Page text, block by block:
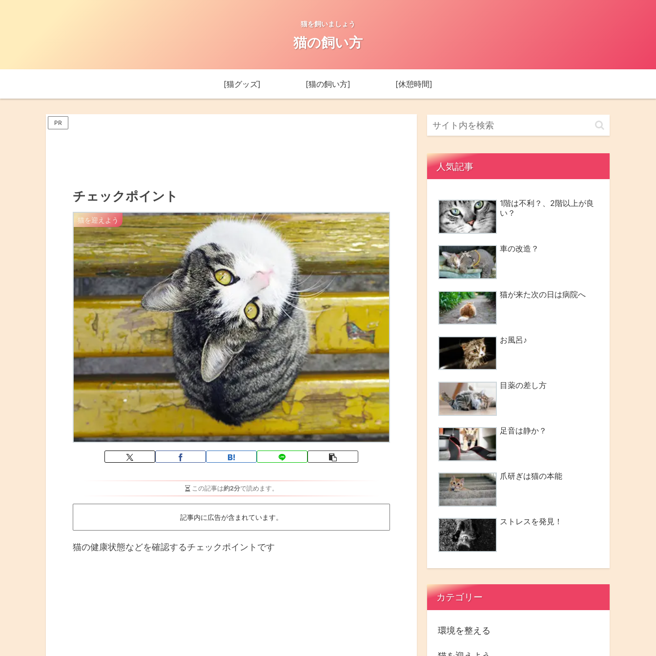
猫を飼いましょう
猫の飼い方
[猫グッズ] [猫の飼い方] [休憩時間]
PR
チェックポイント
猫を迎えよう
この記事は約2分で読めます。
記事内に広告が含まれています。
猫の健康状態などを確認するチェックポイントです
人気記事
1階は不利？、2階以上が良
い？
車の改造？
猫が来た次の日は病院へ
お風呂♪
目薬の差し方
足音は静か？
爪研ぎは猫の本能
ストレスを発見！
カテゴリー
環境を整える